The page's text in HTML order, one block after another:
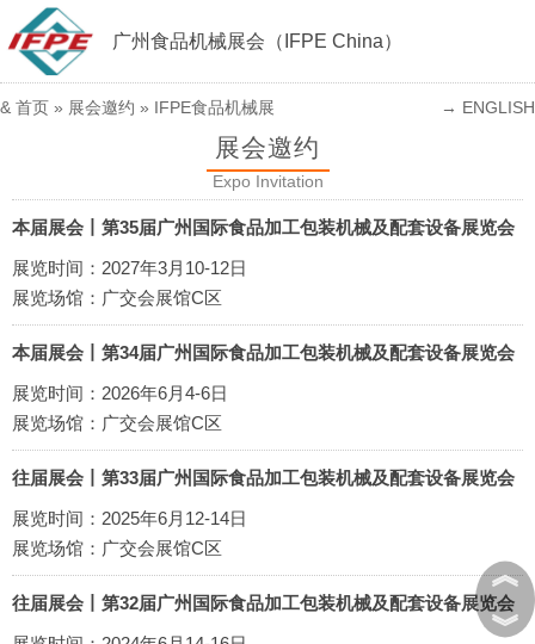
广州食品机械展会（IFPE China）
& 首页 » 展会邀约 » IFPE食品机械展 → ENGLISH
展会邀约
Expo Invitation
本届展会丨第35届广州国际食品加工包装机械及配套设备展览会
展览时间：2027年3月10-12日
展览场馆：广交会展馆C区
本届展会丨第34届广州国际食品加工包装机械及配套设备展览会
展览时间：2026年6月4-6日
展览场馆：广交会展馆C区
往届展会丨第33届广州国际食品加工包装机械及配套设备展览会
展览时间：2025年6月12-14日
展览场馆：广交会展馆C区
往届展会丨第32届广州国际食品加工包装机械及配套设备展览会
︽
︾